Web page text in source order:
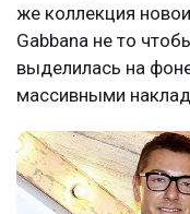
же коллекция
Gabbana не то
выделилась на
массивными